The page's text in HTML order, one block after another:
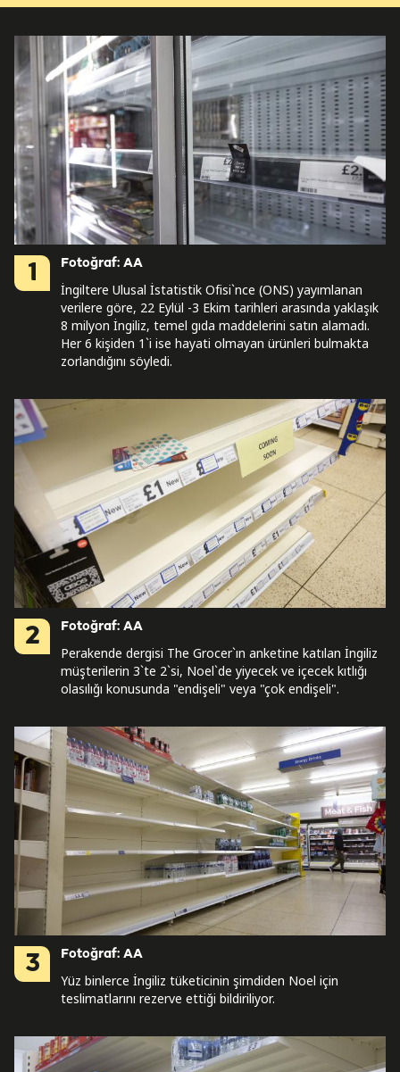
1 Fotoğraf: AA
İngiltere Ulusal İstatistik Ofisi`nce (ONS) yayımlanan
verilere göre, 22 Eylül -3 Ekim tarihleri arasında yaklaşık
8 milyon İngiliz, temel gıda maddelerini satın alamadı.
Her 6 kişiden 1`i ise hayati olmayan ürünleri bulmakta
zorlandığını söyledi.
2 Fotoğraf: AA
Perakende dergisi The Grocer`ın anketine katılan İngiliz
müşterilerin 3`te 2`si, Noel`de yiyecek ve içecek kıtlığı
olasılığı konusunda "endişeli" veya "çok endişeli".
3 Fotoğraf: AA
Yüz binlerce İngiliz tüketicinin şimdiden Noel için
teslimatlarını rezerve ettiği bildiriliyor.